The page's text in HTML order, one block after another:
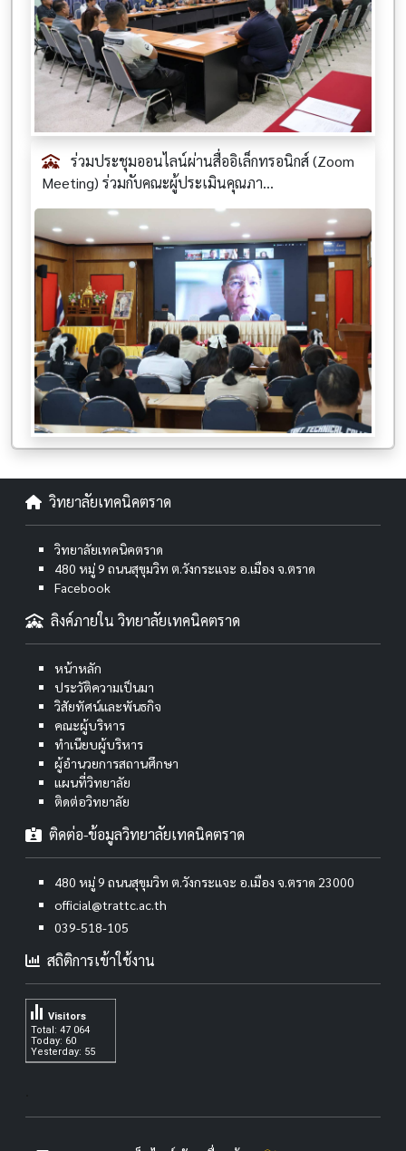
ร่วมประชุมออนไลน์ผ่านสื่ออิเล็กทรอนิกส์ (Zoom
Meeting) ร่วมกับคณะผู้ประเมินคุณภา...
วิทยาลัยเทคนิคตราด
วิทยาลัยเทคนิคตราด
480 หมู่ 9 ถนนสุขุมวิท ต.วังกระแจะ อ.เมือง จ.ตราด
Facebook
ลิงค์ภายใน วิทยาลัยเทคนิคตราด
หน้าหลัก
ประวัติความเป็นมา
วิสัยทัศน์และพันธกิจ
คณะผู้บริหาร
ทำเนียบผู้บริหาร
ผู้อำนวยการสถานศึกษา
แผนที่วิทยาลัย
ติดต่อวิทยาลัย
ติดต่อ-ข้อมูลวิทยาลัยเทคนิคตราด
480 หมู่ 9 ถนนสุขุมวิท ต.วังกระแจะ อ.เมือง จ.ตราด 23000
official@trattc.ac.th
039-518-105
สถิติการเข้าใช้งาน
Total: 47 064
Today: 60
Yesterday: 55
Visitors